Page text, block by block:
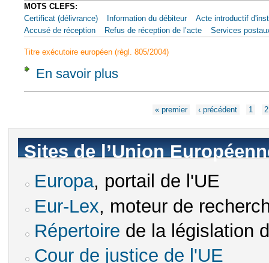
MOTS CLEFS:
Certificat (délivrance)
Information du débiteur
Acte introductif
Accusé de réception
Refus de réception de l’acte Services
Titre exécutoire européen (règl. 805/2004)
En savoir plus
« premier ‹ précédent 1 2
Sites de l’Union
Europa (le lien est externe)
, portail de l'UE
Eur-Lex (le lien est externe)
, moteur de
Répertoire (le lien est externe)
de la législation
Cour de justice de l'UE